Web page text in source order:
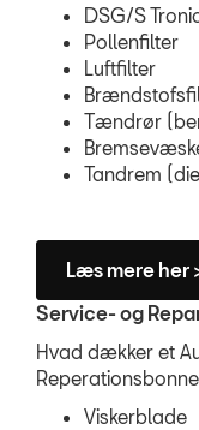
DSG/S
Pollenfilter
Luftfilter
Tændrør
Tandrem
Læs mere her
Service- og
Hvad dækker et
Viskerblade